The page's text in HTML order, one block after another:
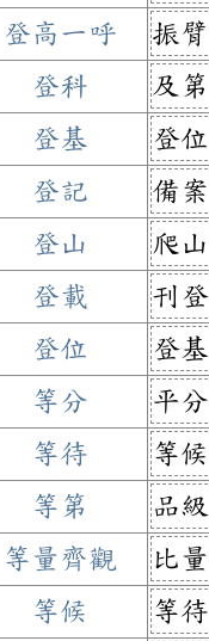
登高一呼
振
登科
及
登基
登
登記
備
登山
爬山
登載
刊登
登位
登
等分
平
等待
等
等第
品
等量齊觀
比
等候
等待